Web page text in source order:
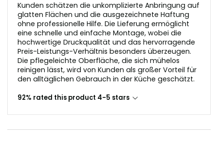
Kunden schätzen die unkomplizierte Anbringung auf
glatten Flächen und die ausgezeichnete Haftung
ohne professionelle Hilfe. Die Lieferung ermöglicht
eine schnelle und einfache Montage, wobei die
hochwertige Druckqualität und das hervorragende
Preis-Leistungs-Verhältnis besonders überzeugen.
Die pflegeleichte Oberfläche, die sich mühelos
reinigen lässt, wird von Kunden als großer Vorteil für
den alltäglichen Gebrauch in der Küche geschätzt.
92% rated this product 4-5 stars